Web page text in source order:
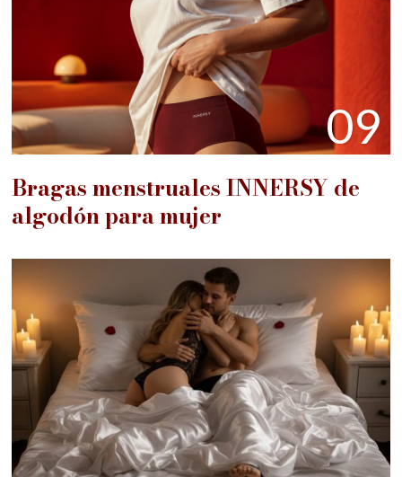
09
Bragas menstruales INNERSY de
algodón para mujer